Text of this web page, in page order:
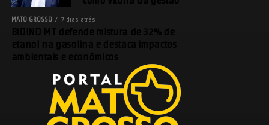
MATO GROSSO 7 dias atrás